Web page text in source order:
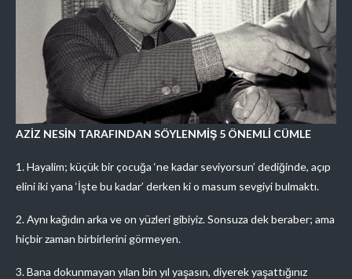
AZİZ NESİN TARAFINDAN SÖYLENMİŞ 5 ÖNEMLİ CÜMLE
1. Hayalim; küçük bir çocuğa ‘ne kadar seviyorsun’ dediğinde, açıp
elini iki yana ‘İşte bu kadar’ derken ki o masum sevgiyi bulmaktı.
2. Aynı kağıdın arka ve on yüzleri gibiyiz. Sonsuza dek beraber; ama
hiçbir zaman birbirlerini görmeyen.
3. Bana dokunmayan yılan bin yıl yaşasın, diyerek yaşattığınız